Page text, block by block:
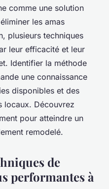
pour un
min de lecture
comme une solution
les amas
plusieurs techniques
leur efficacité et leur
Identifier la méthode
une connaissance
disponibles et des
locaux. Découvrez
pour atteindre un
remodelé.
de
performantes à